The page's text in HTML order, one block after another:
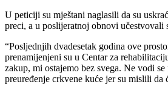
U peticiji su mještani naglasili da su
preci, a u poslijeratnoj obnovi
“Posljednjih dvadesetak godina ove
prenamijenjeni su u Centar za
zakup, mi ostajemo bez svega. Ne vodi
preuređenje crkvene kuće jer su mislili